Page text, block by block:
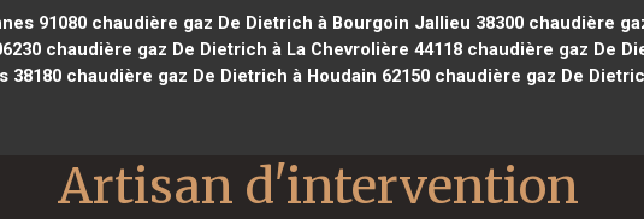
91080chaudière gaz De Dietrich à Bourgoin Jallieu 38300chaudière
chaudière gaz De Dietrich à La Chevrolière 44118 chaudière gaz De
38180chaudière gaz De Dietrich à Houdain 62150chaudière gaz De
Artisan d'intervention